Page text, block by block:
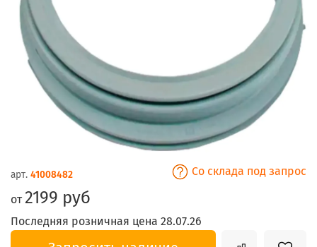
арт. 41008482 Со склада под запрос
от2199 руб
Последняя розничная цена 28.07.26